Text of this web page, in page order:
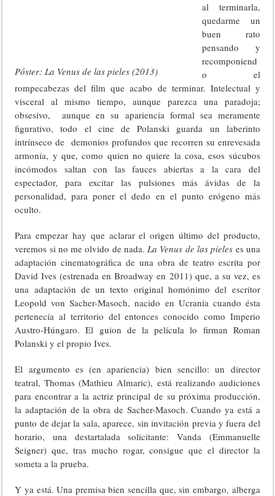
Póster: La Venus de las pieles (2013)
al terminarla,
quedarme un
buen rato
pensando y
recomponiend
o el
rompecabezas del film que acabo de terminar. Intelectual y
visceral al mismo tiempo, aunque parezca una paradoja;
obsesivo, aunque en su apariencia formal sea meramente
figurativo, todo el cine de Polanski guarda un laberinto
intrínseco de demonios profundos que recorren su enrevesada
armonía, y que, como quien no quiere la cosa, esos súcubos
incómodos saltan con las fauces abiertas a la cara del
espectador, para excitar las pulsiones más ávidas de la
personalidad, para poner el dedo en el punto erógeno más
oculto.
Para empezar hay que aclarar el origen último del producto,
veremos si no me olvido de nada.La Venus de las pieles es una
adaptación cinematográfica de una obra de teatro escrita por
David Ives (estrenada en Broadway en 2011) que, a su vez, es
una adaptación de un texto original homónimo del escritor
Leopold von Sacher-Masoch, nacido en Ucrania cuando ésta
pertenecía al territorio del entonces conocido como Imperio
Austro-Húngaro. El guion de la película lo firman Roman
Polanski y el propio Ives.
El argumento es (en apariencia) bien sencillo: un director
teatral, Thomas (Mathieu Almaric), está realizando audiciones
para encontrar a la actriz principal de su próxima producción,
la adaptación de la obra de Sacher-Masoch. Cuando ya está a
punto de dejar la sala, aparece, sin invitación previa y fuera del
horario, una destartalada solicitante: Vanda (Emmanuelle
Seigner) que, tras mucho rogar, consigue que el director la
someta a la prueba.
Y ya está. Una premisa bien sencilla que, sin embargo, alberga